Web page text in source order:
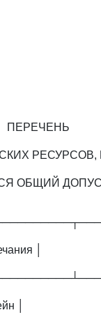
ПЕРЕЧЕНЬ
ОБЩИЙ
│
│